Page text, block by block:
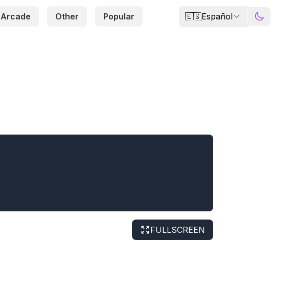
Arcade Other Popular 🇪🇸Español
FULLSCREEN